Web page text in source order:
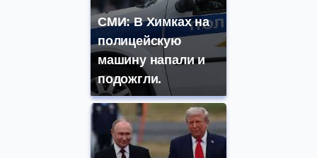
СМИ: В Химках на
полицейскую
машину напали и
подожгли.